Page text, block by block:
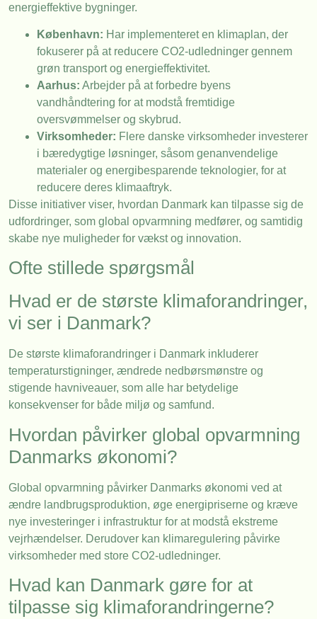
energieffektive bygninger.
København: Har implementeret en klimaplan, der
fokuserer på at reducere CO2-udledninger gennem
grøn transport og energieffektivitet.
Aarhus: Arbejder på at forbedre byens
vandhåndtering for at modstå fremtidige
oversvømmelser og skybrud.
Virksomheder: Flere danske virksomheder investerer
i bæredygtige løsninger, såsom genanvendelige
materialer og energibesparende teknologier, for at
reducere deres klimaaftryk.
Disse initiativer viser, hvordan Danmark kan tilpasse sig de
udfordringer, som global opvarmning medfører, og samtidig
skabe nye muligheder for vækst og innovation.
Ofte stillede spørgsmål
Hvad er de største klimaforandringer,
vi ser i Danmark?
De største klimaforandringer i Danmark inkluderer
temperaturstigninger, ændrede nedbørsmønstre og
stigende havniveauer, som alle har betydelige
konsekvenser for både miljø og samfund.
Hvordan påvirker global opvarmning
Danmarks økonomi?
Global opvarmning påvirker Danmarks økonomi ved at
ændre landbrugsproduktion, øge energipriserne og kræve
nye investeringer i infrastruktur for at modstå ekstreme
vejrhændelser. Derudover kan klimaregulering påvirke
virksomheder med store CO2-udledninger.
Hvad kan Danmark gøre for at
tilpasse sig klimaforandringerne?